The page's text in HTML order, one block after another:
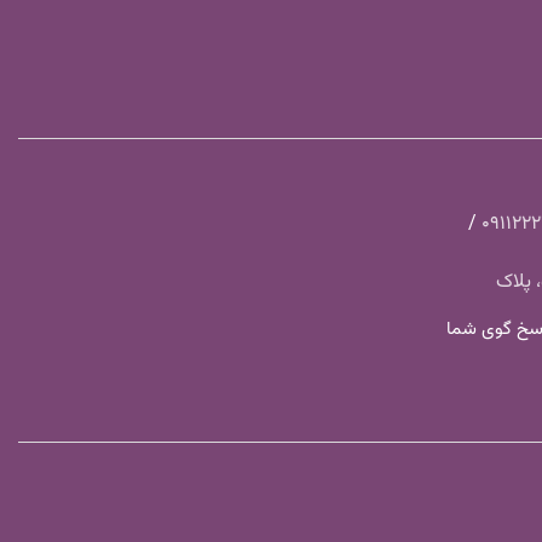
/
پلاک
چهارشنبه ساعت ۸ الی ۱۸ پاسخ گوی شما